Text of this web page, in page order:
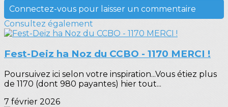
Connectez-vous pour laisser un commentaire
Consultez également
Fest-Deiz ha Noz du CCBO - 1170 MERCI !
Poursuivez ici selon votre inspiration...Vous étiez plus
de 1170 (dont 980 payantes) hier tout...
7 février 2026